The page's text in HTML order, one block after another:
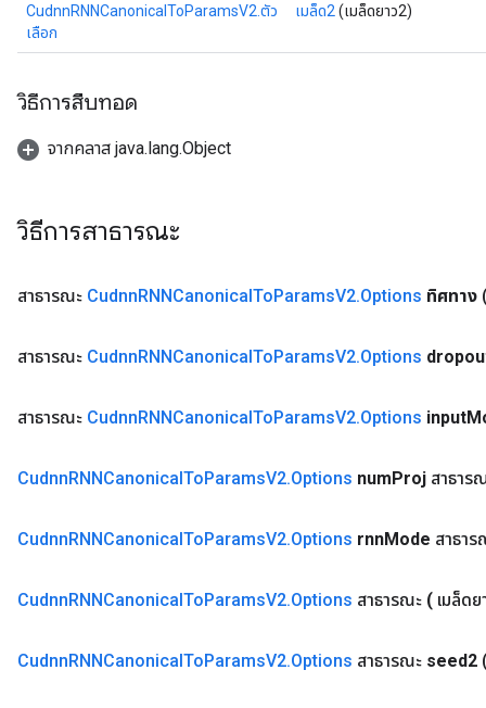
CudnnRNNCanonicalToParamsV2.ตัว
เลือก
เมล็ด2 (เมล็ดยาว2)
วิธีการสืบทอด
จากคลาส java.lang.Object
วิธีการสาธารณะ
สาธารณะ CudnnRNNCanonicalToParamsV2.Options ทิศทาง
สาธารณะ CudnnRNNCanonicalToParamsV2.Options
สาธารณะ CudnnRNNCanonicalToParamsV2.Options input
CudnnRNNCanonicalToParamsV2.Options numProj สาธาร
CudnnRNNCanonicalToParamsV2.Options rnnMode สาธา
CudnnRNNCanonicalToParamsV2.Options สาธารณะ ( เมล็ดย
CudnnRNNCanonicalToParamsV2.Options สาธารณะ seed2